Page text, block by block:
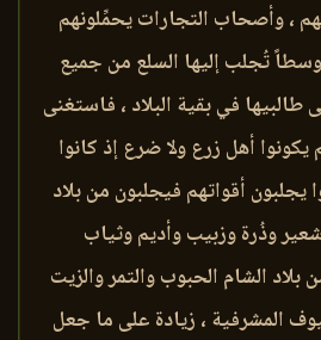
، وأصحاب التجارات يحمِّلونهم
تُجلب إليها السلع من جميع
طالبيها في بقية البلاد ، فاستغنى
يكونوا أهل زرع ولا ضرع إذ كانوا
يجلبون أقواتهم فيجلبون من بلاد
وذُرة وزبيب وأديم وثياب
بلاد الشام الحبوب والتمر والزيت
المشرفية ، زيادة على ما جعل